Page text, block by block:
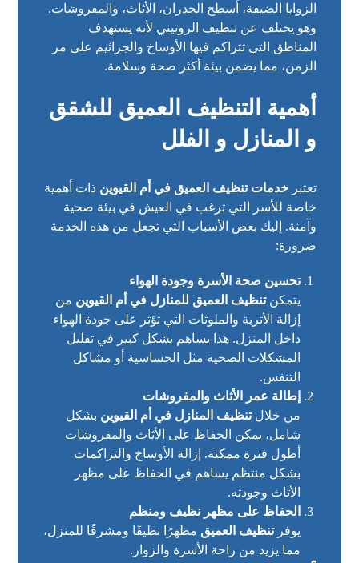
الزوايا الضيقة، أسطح الجدران، الأثاث، والمفروشات.
وهو يختلف عن تنظيف الروتيني لأنه يستهدف
المناطق التي تتراكم فيها الأوساخ والجراثيم على مر
الزمن، مما يضمن بيئة أكثر صحة وسلامة.
أهمية التنظيف العميق للشقق
و المنازل و الفلل
تعتبرخدمات تنظيف العميق في أم القيوين ذات أهمية
خاصة للأسر التي ترغب في العيش في بيئة صحية
وآمنة. إليك بعض الأسباب التي تجعل من هذه الخدمة
ضرورة:
تحسين صحة الأسرة وجودة الهواء
يتمكنتنظيف العميق للمنازل في أم القيوين من
إزالة الأتربة والملوثات التي تؤثر على جودة الهواء
داخل المنزل. هذا يساهم بشكل كبير في تقليل
المشكلات الصحية مثل الحساسية أو مشاكل
التنفس.
إطالة عمر الأثاث والمفروشات
من خلالتنظيف المنازل في أم القيوين بشكل
شامل، يمكن الحفاظ على الأثاث والمفروشات
أطول فترة ممكنة. إزالة الأوساخ والتراكمات
بشكل منتظم يساهم في الحفاظ على مظهر
الأثاث وجودته.
الحفاظ على مظهر نظيف ومنظم
يوفرتنظيف العميق مظهرًا نظيفًا ومشرقًا للمنزل،
مما يزيد من راحة الأسرة والزوار.